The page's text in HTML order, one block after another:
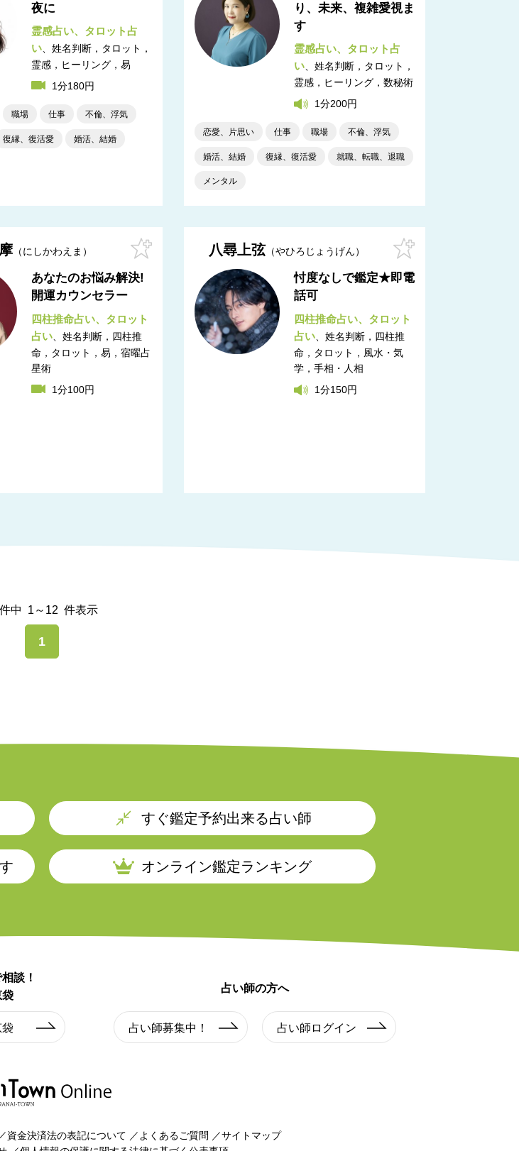
夜に
霊感占い
タロット占
い
姓名判断，タロット，
霊感，ヒーリング，易
1分180円
職場 仕事 不倫、浮気
復縁、復活愛 婚活、結婚
り、未来、複雑愛視ま
す
霊感占い
タロット占
い
姓名判断，タロット，
霊感，ヒーリング，数秘術
1分200円
恋愛、片思い 仕事 職場 不倫、浮気
婚活、結婚 復縁、復活愛 就職、転職、退職
メンタル
にしかわえま
あなたのお悩み解決!
開運カウンセラー
四柱推命占い
タロット
占い
姓名判断，四柱推
命，タロット，易，宿曜占
星術
1分100円
八尋上弦 やひろじょうげん
忖度なしで鑑定★即電
話可
四柱推命占い
タロット
占い
姓名判断，四柱推
命，タロット，風水・気
学，手相・人相
1分150円
中 1～12 件表示
1
すぐ鑑定予約出来る占い師
オンライン鑑定ランキング
談！
袋
占い師の方へ
占い師募集中！ 占い師ログイン
資金決済法の表記について よくあるご質問
サイトマップ